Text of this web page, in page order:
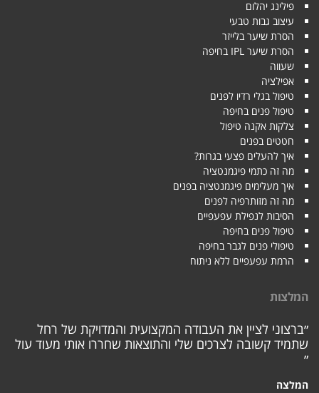
פילינג יהלום
עיצוב גבות טבעי
הסרת שיער בלייזר
הסרת שיער IPL בחיפה
שעווה
אפילציה
טיפול בגלי רדיו לפנים
טיפול פנים בחיפה
צלקות אקנה טיפול
חטטים בפנים
איך להעלים פצעי בגרות?
מה זה כתמי פיגמנטציה
איך מעלימים פיגמנטציה בפנים
מה זה מזותרפיה לפנים
הסיבות לנפילת עפעפיים
טיפול פנים בחיפה
טיפולי פנים לגבר בחיפה
הרמת עפעפיים ללא ניתוח
המלצות
״ברצוני לציין את העבודה המקצועית והמדויקת של רחל
שתמיד קשובה לצרכים שלי והתוצאות שחררו אותי מעוד עול
״
המלצה